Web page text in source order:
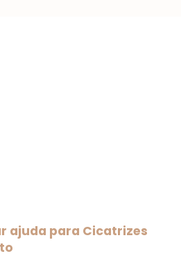
ajuda para Cicatrizes